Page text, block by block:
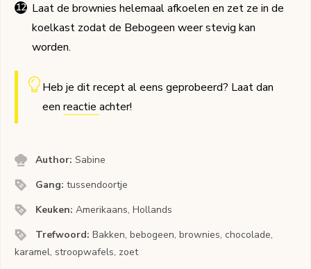
Laat de brownies helemaal afkoelen en zet ze in de
koelkast zodat de Bebogeen weer stevig kan
worden.
Heb je dit recept al eens geprobeerd? Laat dan
een reactie achter!
Author:Sabine
Gang:tussendoortje
Keuken:Amerikaans, Hollands
Trefwoord:Bakken, bebogeen, brownies, chocolade,
karamel, stroopwafels, zoet